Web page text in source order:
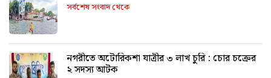
সর্বশেষ সংবাদ থেকে
নগরীতে অটোরিকশা যাত্রীর ৩ লাখ চুরি : চোর চক্রের
২ সদস্য আটক